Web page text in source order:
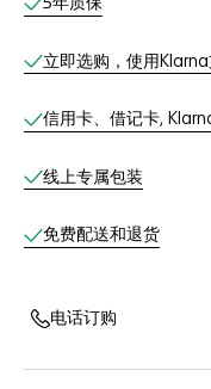
5年质保
立即选购，使用
信用卡、借记卡,
线上专属包装
免费配送和退货
电话订购